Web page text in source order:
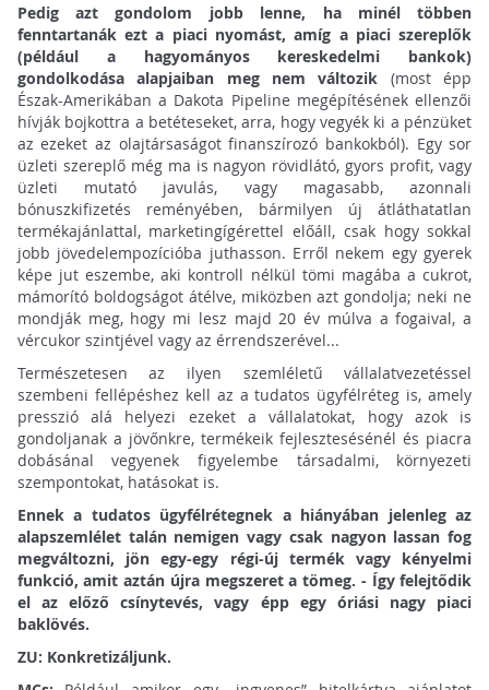
Pedig azt gondolom jobb lenne, ha minél többen
fenntartanák ezt a piaci nyomást, amíg a piaci szereplők
(például a hagyományos kereskedelmi bankok)
gondolkodása alapjaiban meg nem változik (most épp
Észak-Amerikában a Dakota Pipeline megépítésének ellenzői
hívják bojkottra a betéteseket, arra, hogy vegyék ki a pénzüket
az ezeket az olajtársaságot finanszírozó bankokból). Egy sor
üzleti szereplő még ma is nagyon rövidlátó, gyors profit, vagy
üzleti mutató javulás, vagy magasabb, azonnali
bónuszkifizetés reményében, bármilyen új átláthatatlan
termékajánlattal, marketingígérettel előáll, csak hogy sokkal
jobb jövedelempozícióba juthasson. Erről nekem egy gyerek
képe jut eszembe, aki kontroll nélkül tömi magába a cukrot,
mámorító boldogságot átélve, miközben azt gondolja; neki ne
mondják meg, hogy mi lesz majd 20 év múlva a fogaival, a
vércukor szintjével vagy az érrendszerével...
Természetesen az ilyen szemléletű vállalatvezetéssel
szembeni fellépéshez kell az a tudatos ügyfélréteg is, amely
presszió alá helyezi ezeket a vállalatokat, hogy azok is
gondoljanak a jövőnkre, termékeik fejlesztesésénél és piacra
dobásánal vegyenek figyelembe társadalmi, környezeti
szempontokat, hatásokat is.
Ennek a tudatos ügyfélrétegnek a hiányában jelenleg az
alapszemlélet talán nemigen vagy csak nagyon lassan fog
megváltozni, jön egy-egy régi-új termék vagy kényelmi
funkció, amit aztán újra megszeret a tömeg. - Így felejtődik
el az előző csínytevés, vagy épp egy óriási nagy piaci
baklövés.
ZU: Konkretizáljunk.